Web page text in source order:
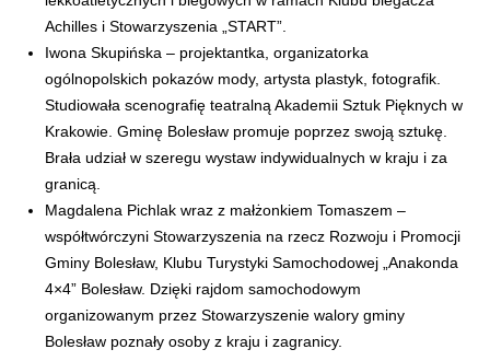
Achilles i Stowarzyszenia „START”.
Iwona Skupińska – projektantka, organizatorka
ogólnopolskich pokazów mody, artysta plastyk, fotografik.
Studiowała scenografię teatralną Akademii Sztuk Pięknych w
Krakowie. Gminę Bolesław promuje poprzez swoją sztukę.
Brała udział w szeregu wystaw indywidualnych w kraju i za
granicą.
Magdalena Pichlak wraz z małżonkiem Tomaszem –
współtwórczyni Stowarzyszenia na rzecz Rozwoju i Promocji
Gminy Bolesław, Klubu Turystyki Samochodowej „Anakonda
4×4” Bolesław. Dzięki rajdom samochodowym
organizowanym przez Stowarzyszenie walory gminy
Bolesław poznały osoby z kraju i zagranicy.